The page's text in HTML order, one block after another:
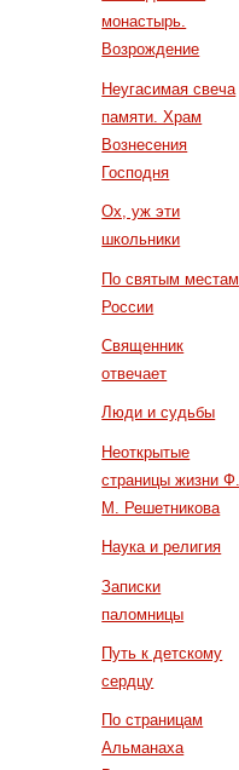
монастырь.
Возрождение
Неугасимая свеча
памяти. Храм
Вознесения
Господня
Ох, уж эти
школьники
По святым местам
России
Священник
отвечает
Люди и судьбы
Неоткрытые
страницы жизни Ф.
М. Решетникова
Наука и религия
Записки
паломницы
Путь к детскому
сердцу
По страницам
Альманаха